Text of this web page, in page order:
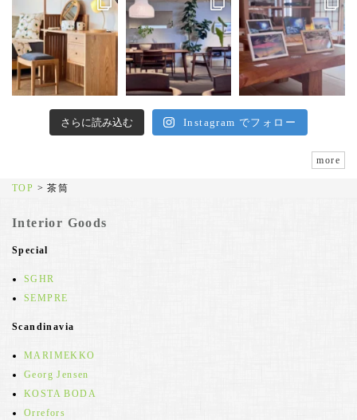
さらに読み込む Instagram でフォロー
more
TOP >茶筒
Interior Goods
Special
SGHR
SEMPRE
Scandinavia
MARIMEKKO
Georg Jensen
KOSTA BODA
Orrefors